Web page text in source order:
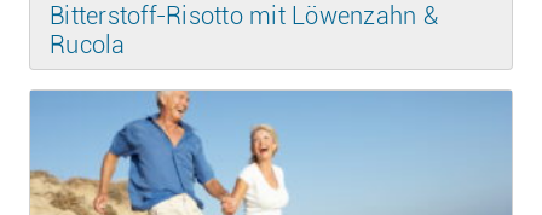
Bitterstoff-Risotto mit Löwenzahn &
Rucola